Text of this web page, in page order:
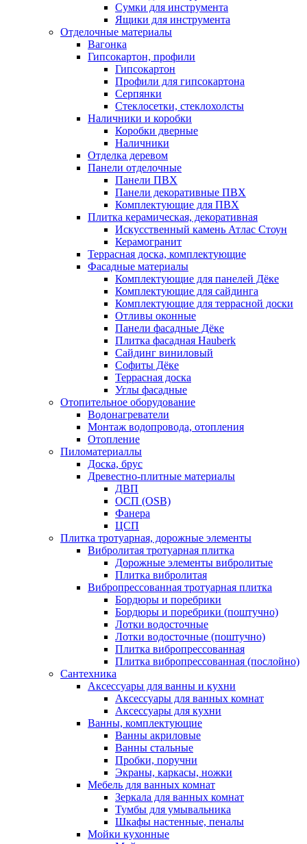
Сумки для инструмента
Ящики для инструмента
Отделочные материалы
Вагонка
Гипсокартон, профили
Гипсокартон
Профили для гипсокартона
Серпянки
Стеклосетки, стеклохолсты
Наличники и коробки
Коробки дверные
Наличники
Отделка деревом
Панели отделочные
Панели ПВХ
Панели декоративные ПВХ
Комплектующие для ПВХ
Плитка керамическая, декоративная
Искусственный камень Атлас Стоун
Керамогранит
Террасная доска, комплектующие
Фасадные материалы
Комплектующие для панелей Дёке
Комплектующие для сайдинга
Комплектующие для террасной доски
Отливы оконные
Панели фасадные Дёке
Плитка фасадная Hauberk
Сайдинг виниловый
Софиты Дёке
Террасная доска
Углы фасадные
Отопительное оборудование
Водонагреватели
Монтаж водопровода, отопления
Отопление
Пиломатериаллы
Доска, брус
Древестно-плитные материалы
ДВП
ОСП (OSB)
Фанера
ЦСП
Плитка тротуарная, дорожные элементы
Вибролитая тротуарная плитка
Дорожные элементы вибролитые
Плитка вибролитая
Вибропрессованная тротуарная плитка
Бордюры и поребрики
Бордюры и поребрики (поштучно)
Лотки водосточные
Лотки водосточные (поштучно)
Плитка вибропрессованная
Плитка вибропрессованная (послойно)
Сантехника
Аксессуары для ванны и кухни
Аксессуары для ванных комнат
Аксессуары для кухни
Ванны, комплектующие
Ванны акриловые
Ванны стальные
Пробки, поручни
Экраны, каркасы, ножки
Мебель для ванных комнат
Зеркала для ванных комнат
Тумбы для умывальника
Шкафы настенные, пеналы
Мойки кухонные